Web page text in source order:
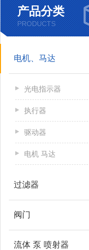
产品分类
PRODUCTS
电机、马达
光电指示器
执行器
驱动器
电机 马达
过滤器
阀门
流体 泵 喷射器